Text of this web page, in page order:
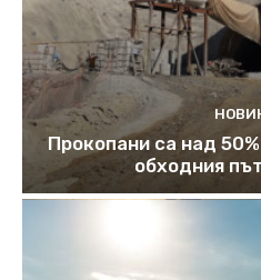
Прокопани са над
обходния